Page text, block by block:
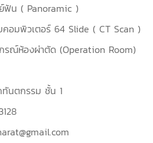
น ( Panoramic )
มพิวเตอร์ 64 Slide ( CT Scan )
ห้องผ่าตัด (Operation Room)
นตกรรม ชั้น 1